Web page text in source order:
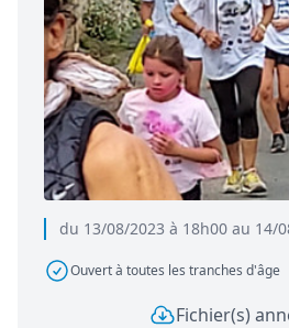
du 13/08/2023 à 18h00 au 14/
Ouvert à toutes les tranches d'âge
Fichier(s)